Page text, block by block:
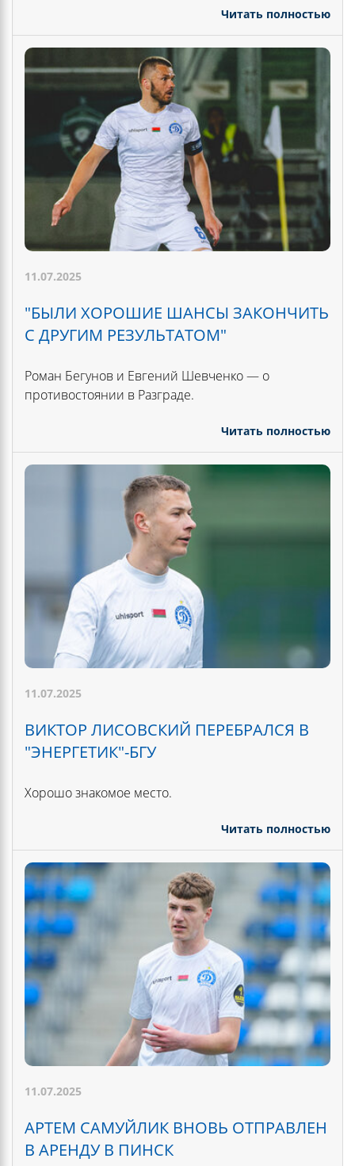
Читать полностью
11.07.2025
"БЫЛИ ХОРОШИЕ ШАНСЫ ЗАКОНЧИТЬ
С ДРУГИМ РЕЗУЛЬТАТОМ"
Роман Бегунов и Евгений Шевченко — о
противостоянии в Разграде.
Читать полностью
11.07.2025
ВИКТОР ЛИСОВСКИЙ ПЕРЕБРАЛСЯ В
"ЭНЕРГЕТИК"-БГУ
Хорошо знакомое место.
Читать полностью
11.07.2025
АРТЕМ САМУЙЛИК ВНОВЬ ОТПРАВЛЕН
В АРЕНДУ В ПИНСК